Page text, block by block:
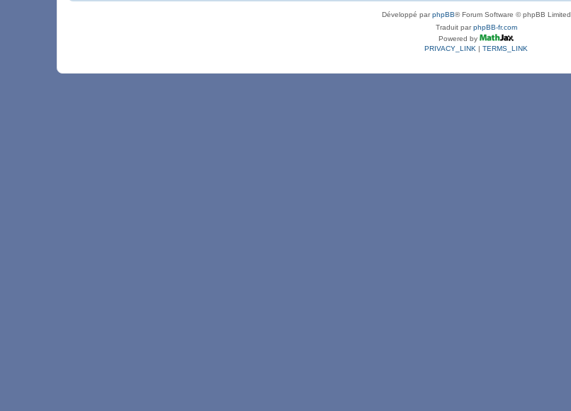
Développé parphpBB® Forum Software © phpBB Limited
Traduit parphpBB-fr.com
Powered by
PRIVACY_LINK | TERMS_LINK